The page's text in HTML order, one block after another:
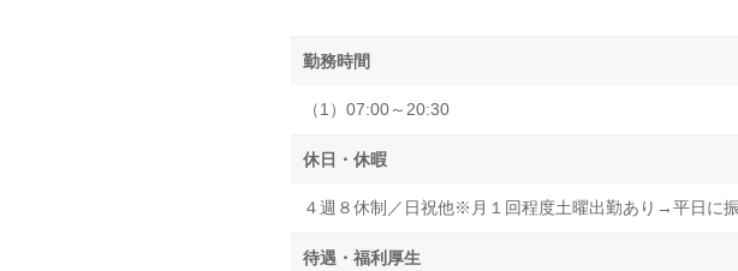
勤務時間
（1）07:00～20:30
休日・休暇
４週８休制／日祝他※月１回程度土曜出勤あり→平日に
待遇・福利厚生